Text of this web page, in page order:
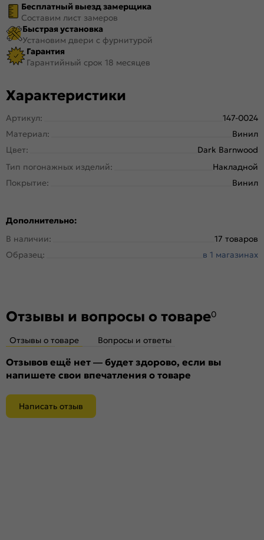
Бесплатный выезд замерщика
Составим лист замеров
Быстрая установка
Установим двери с фурнитурой
Гарантия
Гарантийный срок 18 месяцев
Характеристики
Артикул:
147-0024
Материал:
Винил
Цвет:
Dark Barnwood
Тип погонажных изделий:
Накладной
Покрытие:
Винил
Дополнительно:
В наличии:
17 товаров
Образец:
в 1 магазинах
Отзывы и вопросы о товаре0
Отзывы о товаре Вопросы и ответы
Отзывов ещё нет — будет здорово, если вы
напишете свои впечатления о товаре
Написать отзыв